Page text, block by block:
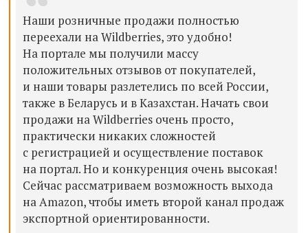
Наши розничные продажи полностью
переехали на Wildberries, это удобно!
На портале мы получили массу
положительных отзывов от покупателей,
и наши товары разлетелись по всей России,
также в Беларусь и в Казахстан. Начать свои
продажи на Wildberries очень просто,
практически никаких сложностей
с регистрацией и осуществление поставок
на портал. Но и конкуренция очень высокая!
Сейчас рассматриваем возможность выхода
на Amazon, чтобы иметь второй канал продаж
экспортной ориентированности.